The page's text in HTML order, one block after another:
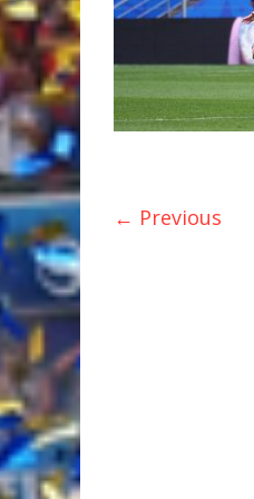
← Previous